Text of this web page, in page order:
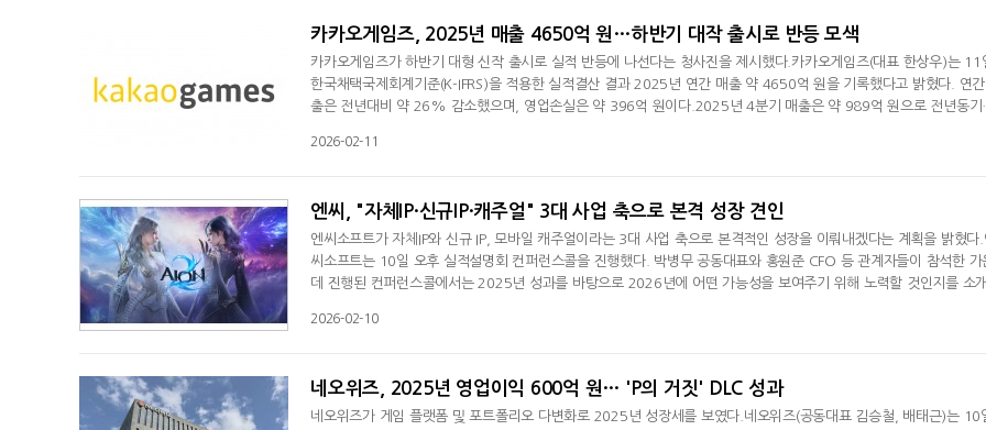
카카오게임즈, 2025년 매출 4650억 원…하반기 대작 출시로 반등 모색
카카오게임즈가 하반기 대형 신작 출시로 실적 반등에 나선다는 청사진을 제시했다.카카오게임즈(대표 한상우)는 11
한국채택국제회계기준(K-IFRS)을 적용한 실적결산 결과 2025년 연간 매출 약 4650억 원을 기록했다고 밝혔다. 연간
출은 전년대비 약 26% 감소했으며, 영업손실은 약 396억 원이다.2025년 4분기 매출은 약 989억 원으로 전년동기
실적에 반영됐다. 회사는 비핵심 사업을 축소하고 핵심 사업인 '게임' 중심으로 사업 방향을 재정비, 구조적 기반을 강
2026-02-11
엔씨, "자체IP·신규IP·캐주얼" 3대 사업 축으로 본격 성장 견인
엔씨소프트가 자체IP와 신규 IP, 모바일 캐주얼이라는 3대 사업 축으로 본격적인 성장을 이뤄내겠다는 계획을 밝혔다.
씨소프트는 10일 오후 실적설명회 컨퍼런스콜을 진행했다. 박병무 공동대표와 홍원준 CFO 등 관계자들이 참석한 가
데 진행된 컨퍼런스콜에서는 2025년 성과를 바탕으로 2026년에 어떤 가능성을 보여주기 위해 노력할 것인지를 소
을 시작하는 해"라고 이야기한 뒤 기존 매출 가이던스인 2조 원에서 2.5조 원 범위 중 상단을 달성하는 것을 올해 목표
2026-02-10
네오위즈, 2025년 영업이익 600억 원… 'P의 거짓' DLC 성과
네오위즈가 게임 플랫폼 및 포트폴리오 다변화로 2025년 성장세를 보였다.네오위즈(공동대표 김승철, 배태근)는 10